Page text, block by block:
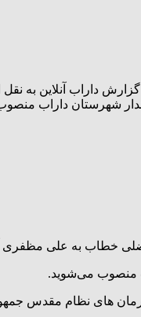
داراب آنلاین به
شهرستان داراب
فضلی خطاب به علی
منصوب می‌شوید.
های نظام مقدس